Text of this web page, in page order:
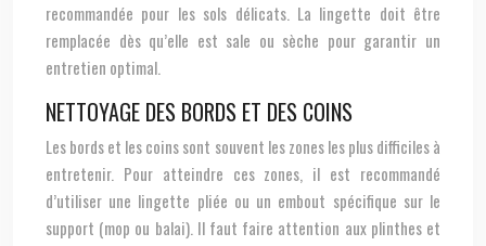
recommandée pour les sols délicats. La lingette doit être
remplacée dès qu’elle est sale ou sèche pour garantir un
entretien optimal.
NETTOYAGE DES BORDS ET DES COINS
Les bords et les coins sont souvent les zones les plus difficiles à
entretenir. Pour atteindre ces zones, il est recommandé
d’utiliser une lingette pliée ou un embout spécifique sur le
support (mop ou balai). Il faut faire attention aux plinthes et